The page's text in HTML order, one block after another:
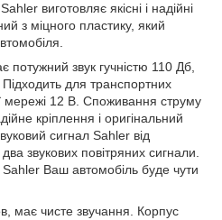
виготовляє якісні і надійні
з міцного пластику, який
потужний звук гучністю 110 Дб,
для транспортних
мережі 12 В. Споживання струму
кріплення і оригінальний
сигнал Sahler від
звукових повітряних сигнали.
Ваш автомобіль буде чути
має чисте звучання. Корпус